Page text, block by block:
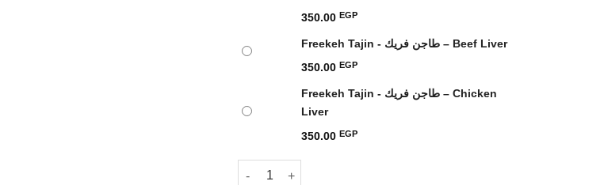
350.00 EGP
Freekeh Tajin - طاجن فريك – Beef Liver
350.00 EGP
Freekeh Tajin - طاجن فريك – Chicken
Liver
350.00 EGP